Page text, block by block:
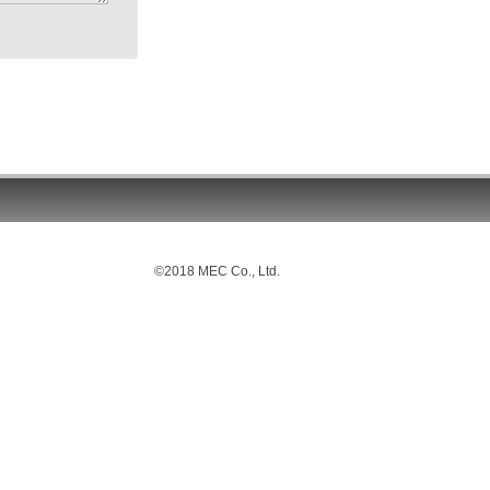
©2018 MEC Co., Ltd.